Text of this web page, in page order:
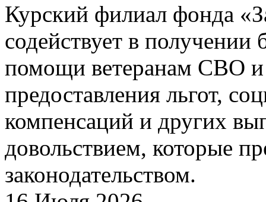
Курский филиал фонда
содействует в
помощи ветеранам СВО и
предоставления льгот,
компенсаций и других
довольствием, которые
законодательством.